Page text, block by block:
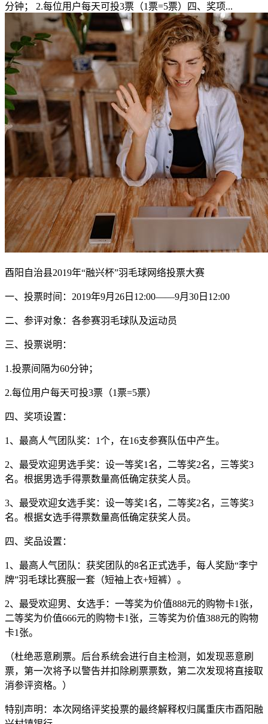
分钟； 2.每位用户每天可投3票（1票=5票）四、奖项...
酉阳自治县2019年“融兴杯”羽毛球网络投票大赛
一、投票时间：2019年9月26日12:00——9月30日12:00
二、参评对象：各参赛羽毛球队及运动员
三、投票说明：
1.投票间隔为60分钟；
2.每位用户每天可投3票（1票=5票）
四、奖项设置：
1、最高人气团队奖：1个，在16支参赛队伍中产生。
2、最受欢迎男选手奖：设一等奖1名，二等奖2名，三等奖3
名。根据男选手得票数量高低确定获奖人员。
3、最受欢迎女选手奖：设一等奖1名，二等奖2名，三等奖3
名。根据女选手得票数量高低确定获奖人员。
四、奖品设置：
1、最高人气团队：获奖团队的8名正式选手，每人奖励“李宁
牌”羽毛球比赛服一套（短袖上衣+短裤）。
2、最受欢迎男、女选手：一等奖为价值888元的购物卡1张，
二等奖为价值666元的购物卡1张，三等奖为价值388元的购物
卡1张。
（杜绝恶意刷票。后台系统会进行自主检测，如发现恶意刷
票，第一次将予以警告并扣除刷票票数，第二次发现将直接取
消参评资格。）
特别声明：本次网络评奖投票的最终解释权归属重庆市酉阳融